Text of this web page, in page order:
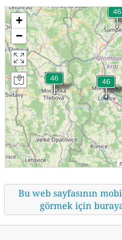
+
−
Bu web sayfasının
görmek için